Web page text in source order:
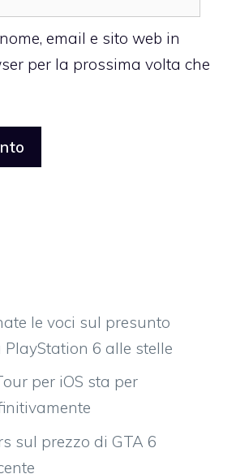
email e sito web in
per la prossima volta che
le voci sul presunto
PlayStation 6 alle stelle
per iOS sta per
sul prezzo di GTA 6